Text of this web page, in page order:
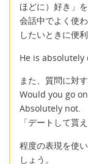
ほどに）好き」を
会話中でよく使
したいときに便利
He is absolutely
また、質問に対
Would you go
Absolutely not.
「デートして貰
程度の表現を使
しょう。